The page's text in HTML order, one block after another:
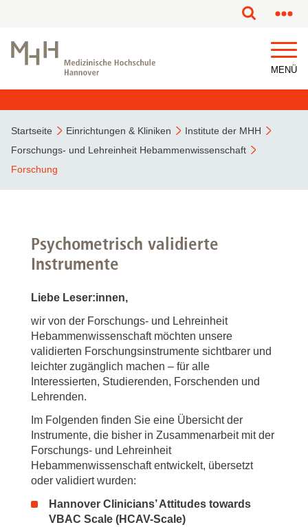
MENÜ
Startseite Einrichtungen & Kliniken
Institute der MHH
Forschungs- und Lehreinheit Hebammenwissenschaft
Forschung
Psychometrisch validierte
Instrumente
Liebe Leser:innen,
wir von der Forschungs- und Lehreinheit
Hebammenwissenschaft möchten unsere
validierten Forschungsinstrumente sichtbarer und
leichter zugänglich machen – für alle
Interessierten, Studierenden, Forschenden und
Lehrenden.
Im Folgenden finden Sie eine Übersicht der
Instrumente, die bisher in Zusammenarbeit mit der
Forschungs- und Lehreinheit
Hebammenwissenschaft entwickelt, übersetzt
oder validiert wurden:
Hannover Clinicians’ Attitudes towards
VBAC Scale (HCAV-Scale)